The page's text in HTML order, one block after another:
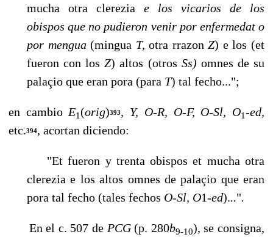
mucha otra clerezia e los vicarios de los
obispos que no pudieron venir por enfermedat o
por mengua(mingua T,otra rrazonZ) e los (et
fueron con losZ) altos (otros Ss) omnes de su
palaçio que eran pora (para T) tal fecho...";
en cambio E1(orig)393, Y, O-R, O-F, O-Sl, O1-ed,
etc.394, acortan diciendo:
"Et fueron y trenta obispos et mucha otra
clerezia e los altos omnes de pa­laçio que eran
pora tal fecho (tales fechos O-Sl, O1-ed)...".
En el c. 507 de PCG(p. 280b9-10), se consigna,